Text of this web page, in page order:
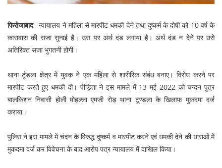
फिरोजाबाद, न्यायालय ने महिला से मारपीट धमकी देने तथा दुष्कर्म के दोषी को 10 वर्ष के
कारावास की सजा सुनाई है। उस पर अर्थ दंड लगाया है। अर्थ दंड न देने पर उसे
अतिरिक्त सजा भुगतनी होगी।
थाना टूंडला क्षेत्र में युवक ने एक महिला से शारीरिक संबंध बनाए। विरोध करने पर
मारपीट करते हुए धमकी दी। पीड़िता ने इस मामले में 13 मई 2022 को चन्दन पुत्र
बालकिशन निवासी होली मोहल्ला एमजी रोड़ थाना टूण्डला के खिलाफ मुकदमा दर्ज
कराया।
पुलिस ने इस मामले में चंदन के विरुद्ध दुष्कर्म व मारपीट करने एवं धमकी देने की धाराओं में
मुकदमा दर्ज कर विवेचना के बाद आरोप पत्र न्यायालय में दाखिल किया।